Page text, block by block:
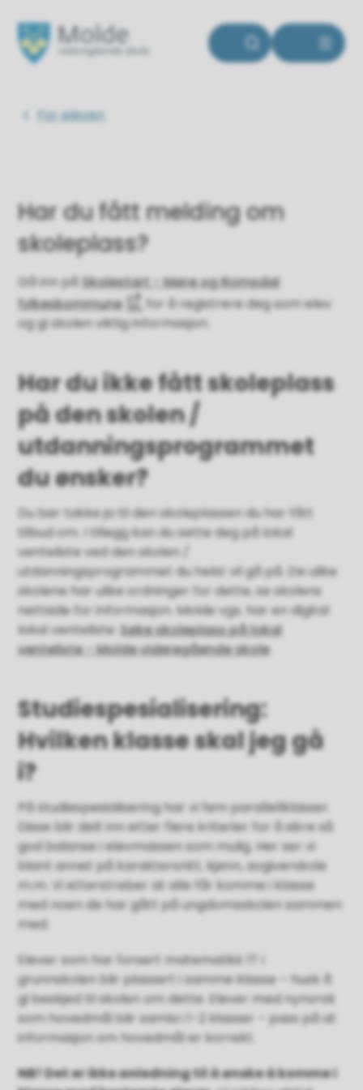
Molde videregående skole
Du er her:
For eleven
Har du fått melding om
skoleplass?
Gå inn påSkolestart - Møre og Romsdal
fylkeskommune
for å registrere deg som elev
og gi skolen viktig informasjon.
Har du ikke fått skoleplass
på den skolen /
utdanningsprogrammet
du ønsker?
Du bør takke ja til den skoleplassen du har fått
tilbud om. I tillegg kan du sette deg på lokal
venteliste ved den skolen /
utdanningsprogrammet du helst vil gå på. De ulike
skolene har ulike ordninger for dette, se skolens
nettside for informasjon. Molde vgs. har en digital
lokal venteliste: Søke skoleplass på lokal
venteliste - Molde videregående skole
Studiespesialisering:
Hvilken klasse skal jeg gå
i?
På studiespesialisering har vi fem parallellklasser.
Disse blir delt inn etter flere kriterier for å sikre så
god balanse i elevmassen som mulig. Her ser vi
blant annet på karaktersnitt, kjønn, avgiverskole
m.m. Vi etterstreber at alle får komme i klasse
med noen de har gått på ungdomsskolen sammen
med.
Elever som har forsert matematikk 1T i
grunnskolen blir plassert i samme klasse – husk å
gi beskjed til skolen om dette. Elever med nynorsk
som hovedmål blir samla i 1-2 klasser – pass på at
informasjon om hovedmål er korrekt.
NB! Det er ikke anledning til å ønske å komme i